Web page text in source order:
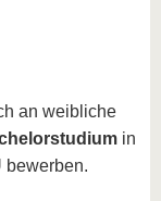
an weibliche
in
bewerben.